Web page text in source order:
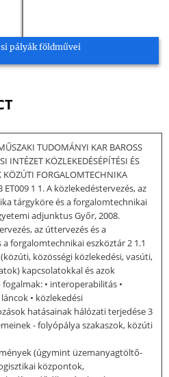
pályák földművei
TUDOMÁNYI KAR BAROSS
INTÉZET KÖZLEKEDÉSÉPÍTÉSI ÉS
KÖZÚTI FORGALOMTECHNIKA
1 1. A közlekedéstervezés, az
tárgyköre és a forgalomtechnikai
adjunktus Győr, 2008.
az úttervezés és a
forgalomtechnikai eszköztár 2 1.1
közösségi közlekedési, vasúti,
kapcsolatokkal és azok
• interoperabilitás •
• közlekedési
hatásainak hálózati terjedése 3
- folyópálya szakaszok, közúti
(úgymint üzemanyagtöltő-
központok,